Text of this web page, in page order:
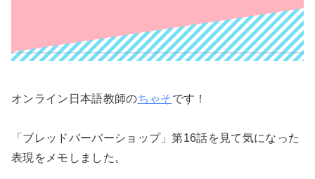
オンライン日本語教師のちゃそです！
「ブレッドバーバーショップ」第16話を見て気になった
表現をメモしました。